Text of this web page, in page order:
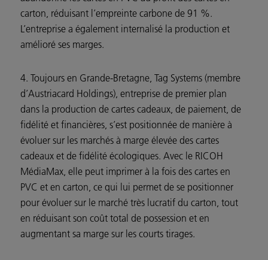
carton, réduisant l’empreinte carbone de 91 %.
L’entreprise a également internalisé la production et
amélioré ses marges.
4. Toujours en Grande-Bretagne, Tag Systems (membre
d’Austriacard Holdings), entreprise de premier plan
dans la production de cartes cadeaux, de paiement, de
fidélité et financières, s’est positionnée de manière à
évoluer sur les marchés à marge élevée des cartes
cadeaux et de fidélité écologiques. Avec le RICOH
MédiaMax, elle peut imprimer à la fois des cartes en
PVC et en carton, ce qui lui permet de se positionner
pour évoluer sur le marché très lucratif du carton, tout
en réduisant son coût total de possession et en
augmentant sa marge sur les courts tirages.